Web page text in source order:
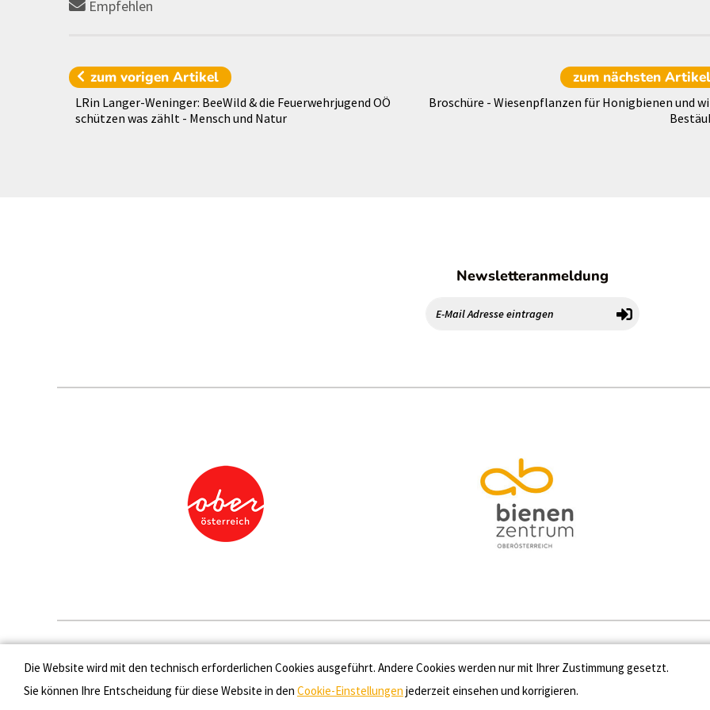
Empfehlen
zum vorigenArtikel
LRin Langer-Weninger: BeeWild & die Feuerwehrjugend OÖ
schützen was zählt - Mensch und Natur
zum nächsten Artikel
Broschüre - Wiesenpflanzen für Honigbienen und
Newsletteranmeldung
Die Website wird mit den technisch erforderlichen Cookies ausgeführt. Andere Cookies werden nur mit Ihrer Zustimmung gesetzt.
Sie können Ihre Entscheidung für diese Website in den Cookie-Einstellungen jederzeit einsehen und korrigieren.